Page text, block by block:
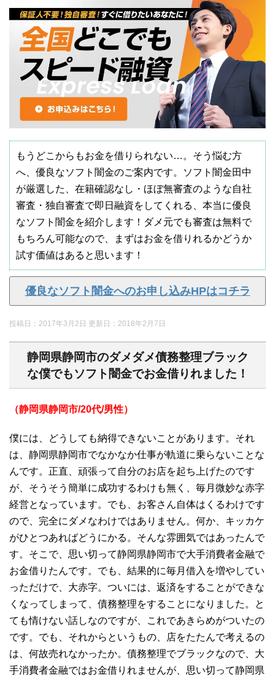
もうどこからもお金を借りられない…。そう悩む方
へ、優良なソフト闇金のご案内です。ソフト闇金田中
が厳選した、在籍確認なし・ほぼ無審査のような自社
審査・独自審査で即日融資をしてくれる、本当に優良
なソフト闇金を紹介します！ダメ元でも審査は無料で
もちろん可能なので、まずはお金を借りれるかどうか
試す価値はあると思います！
優良なソフト闇金へのお申し込みHPはコチラ
投稿日：2017年3月2日 更新日： 2018年2月7日
静岡県静岡市のダメダメ債務整理ブラック
な僕でもソフト闇金でお金借りれました！
（静岡県静岡市/20代/男性）
僕には、どうしても納得できないことがあります。それ
は、静岡県静岡市でなかなか仕事が軌道に乗らないことな
んです。正直、頑張って自分のお店を起ち上げたのです
が、そうそう簡単に成功するわけも無く、毎月微妙な赤字
経営となっています。でも、お客さん自体はくるわけです
ので、完全にダメなわけではありません。何か、キッカケ
がひとつあればどうにかる。そんな雰囲気ではあったんで
す。そこで、思い切って静岡県静岡市で大手消費者金融で
お金借りたんです。でも、結果的に毎月借入を増やしてい
っただけで、大赤字。ついには、返済をすることができな
くなってしまって、債務整理をすることになりました。と
ても情けない話しなのですが、これであきらめがついたの
です。でも、それからというもの、店をたたんで考えるの
は、何故売れなかったか。債務整理でブラックなので、大
手消費者金融ではお金借りれませんが、思い切って静岡県